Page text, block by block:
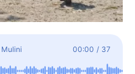
00:00 / 37